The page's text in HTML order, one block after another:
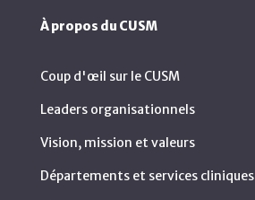
À propos du CUSM
Coup d'œil sur le CUSM
Leaders organisationnels
Vision, mission et valeurs
Départements et services cliniques